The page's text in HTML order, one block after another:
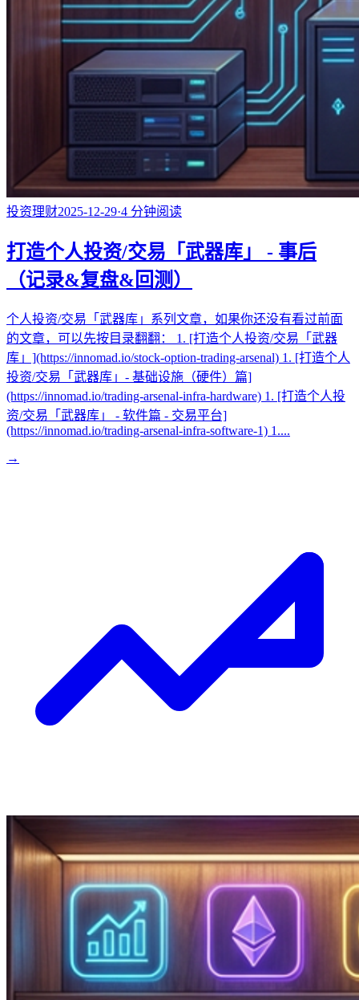
投资理财2025-12-29·4 分钟阅读
打造个人投资/交易「武器库」 - 事后
（记录&复盘&回测）
个人投资/交易「武器库」系列文章，如果你还没有看过前面
的文章，可以先按目录翻翻： 1. [打造个人投资/交易「武器
库」](https://innomad.io/stock-option-trading-arsenal) 1. [打造个人
投资/交易「武器库」- 基础设施（硬件）篇]
(https://innomad.io/trading-arsenal-infra-hardware) 1. [打造个人投
资/交易「武器库」 - 软件篇 - 交易平台]
(https://innomad.io/trading-arsenal-infra-software-1) 1....
→